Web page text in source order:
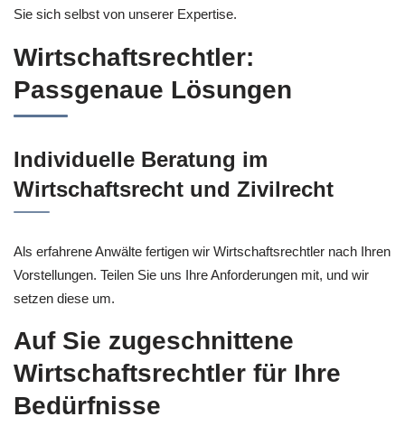
Sie sich selbst von unserer Expertise.
Wirtschaftsrechtler:
Passgenaue Lösungen
Individuelle Beratung im
Wirtschaftsrecht und Zivilrecht
Als erfahrene Anwälte fertigen wir Wirtschaftsrechtler nach Ihren
Vorstellungen. Teilen Sie uns Ihre Anforderungen mit, und wir
setzen diese um.
Auf Sie zugeschnittene
Wirtschaftsrechtler für Ihre
Bedürfnisse